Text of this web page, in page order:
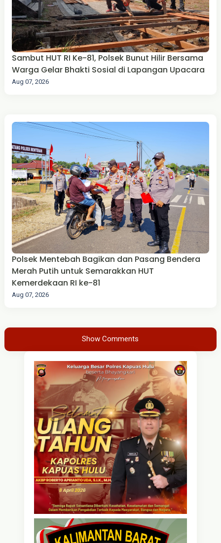
Sambut HUT RI Ke-81, Polsek Bunut Hilir Bersama
Warga Gelar Bhakti Sosial di Lapangan Upacara
Aug 07, 2026
Polsek Mentebah Bagikan dan Pasang Bendera
Merah Putih untuk Semarakkan HUT
Kemerdekaan RI ke-81
Aug 07, 2026
Show Comments